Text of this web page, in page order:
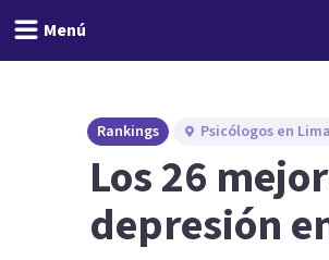
Menú
Rankings Psicólogos en Lima
Los 26
depresión